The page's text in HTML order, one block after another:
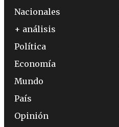
Nacionales
+ análisis
Política
Economía
Mundo
País
Opinión